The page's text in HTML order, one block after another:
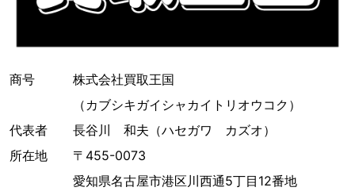
商号 株式会社買取王国
（カブシキガイシャカイトリオウコク）
代表者 長谷川 和夫（ハセガワ カズオ）
所在地 〒455-0073
愛知県名古屋市港区川西通5丁目12番地